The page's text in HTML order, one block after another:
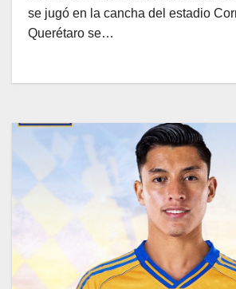
se jugó en la cancha del estadio
Querétaro se…